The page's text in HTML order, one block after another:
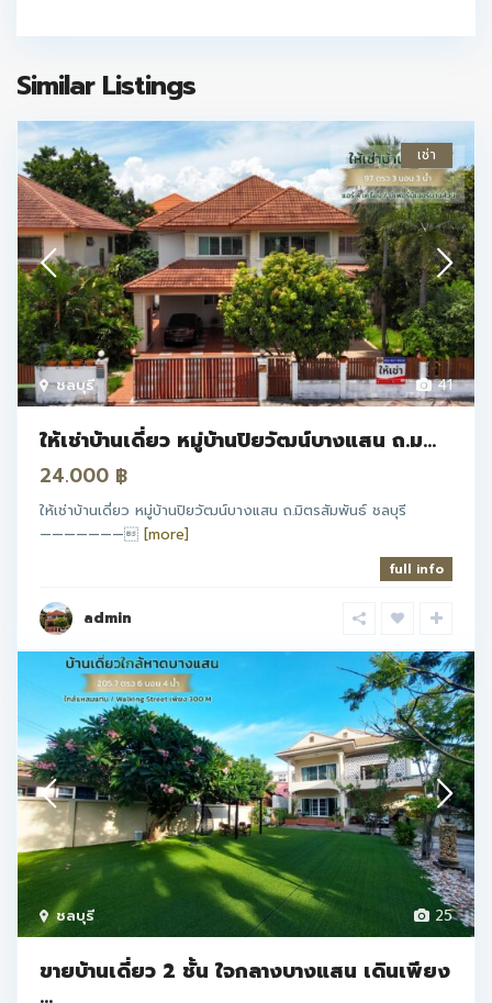
Similar Listings
41
ชลบุรี
เช่า
ให้เช่าบ้านเดี่ยว หมู่บ้านปิยวัฒน์บางแสน ถ.ม...
24.000 ฿
ให้เช่าบ้านเดี่ยว หมู่บ้านปิยวัฒน์บางแสน ถ.มิตรสัมพันธ์ ชลบุรี
——————— [more]
full info
admin
25
ชลบุรี
ขายบ้านเดี่ยว 2 ชั้น ใจกลางบางแสน เดินเพียง
...